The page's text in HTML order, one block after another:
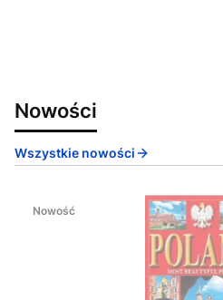
Nowości
Wszystkie nowości
Nowość